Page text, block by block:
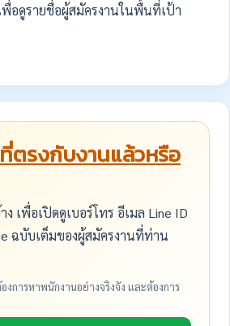
พื่อดูรายชื่อผู้สมัครงานในพื้นที่เป้า
รงกับงานแล้วหรือ
เพื่อเปิดดูเบอร์โทร อีเมล Line ID
ฉบับเต็มของผู้สมัครงานที่ท่าน
งการหาพนักงานอย่างจริงจัง และต้องการ